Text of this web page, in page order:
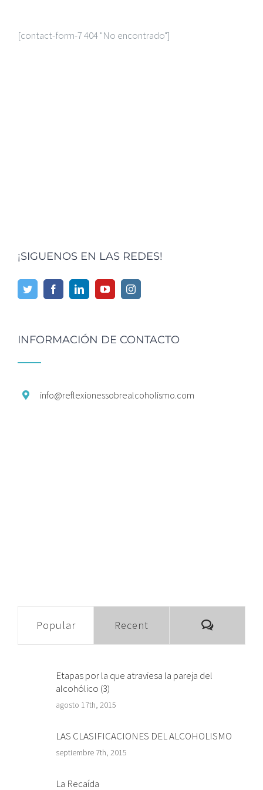
[contact-form-7 404 "No encontrado"]
¡SIGUENOS EN LAS REDES!
INFORMACIÓN DE CONTACTO
info@reflexionessobrealcoholismo. com
Popular Recent
Etapas por la que atraviesa la pareja del
alcohólico (3)
agosto 17th, 2015
LAS CLASIFICACIONES DEL ALCOHOLISMO
septiembre 7th, 2015
La Recaída